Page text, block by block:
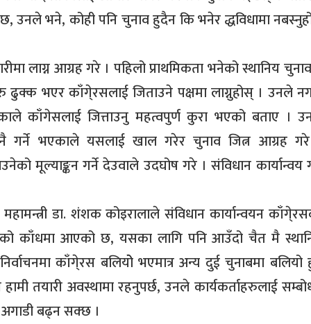
उनले भने, कोही पनि चुनाव हुदैन कि भनेर द्धविधामा
लाग्न आग्रह गरे । पहिलो प्राथमिकता भनेको स्थानिय
ढुक्क भएर काँगे्रसलाई जिताउने पक्षमा लाग्नुहोस् । उनले
काँगेसलाई जित्ताउनु महत्वपुर्ण कुरा भएको बताए ।
नै गर्ने भएकाले यसलाई खाल गरेर चुनाव जित्न आग्रह
मूल्याङ्कन गर्ने देउवाले उदघोष गरे । संविधान कार्यान्वय
डा. शंशक कोइरालाले संविधान कार्यान्वयन
काँधमा आएको छ, यसका लागि पनि आउँदो चैत मै
काँगे्रस बलियोे भएमात्र अन्य दुई चुनाबमा बलियो
तयारी अवस्थामा रहनुपर्छ, उनले कार्यकर्ताहरुलाई
अगाडी बढ्न सक्छ ।